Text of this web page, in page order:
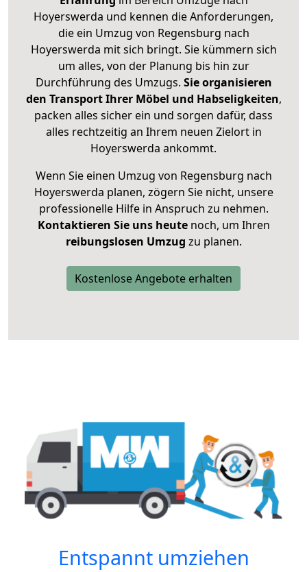
Hoyerswerda und kennen die Anforderungen,
die ein Umzug von Regensburg nach
Hoyerswerda mit sich bringt. Sie kümmern sich
um alles, von der Planung bis hin zur
Durchführung des Umzugs. Sie organisieren
den Transport Ihrer Möbel und Habseligkeiten,
packen alles sicher ein und sorgen dafür, dass
alles rechtzeitig an Ihrem neuen Zielort in
Hoyerswerda ankommt.
Wenn Sie einen Umzug von Regensburg nach
Hoyerswerda planen, zögern Sie nicht, unsere
professionelle Hilfe in Anspruch zu nehmen.
Kontaktieren Sie uns heutenoch, um Ihren
reibungslosen Umzug zu planen.
Kostenlose Angebote erhalten
Entspannt umziehen